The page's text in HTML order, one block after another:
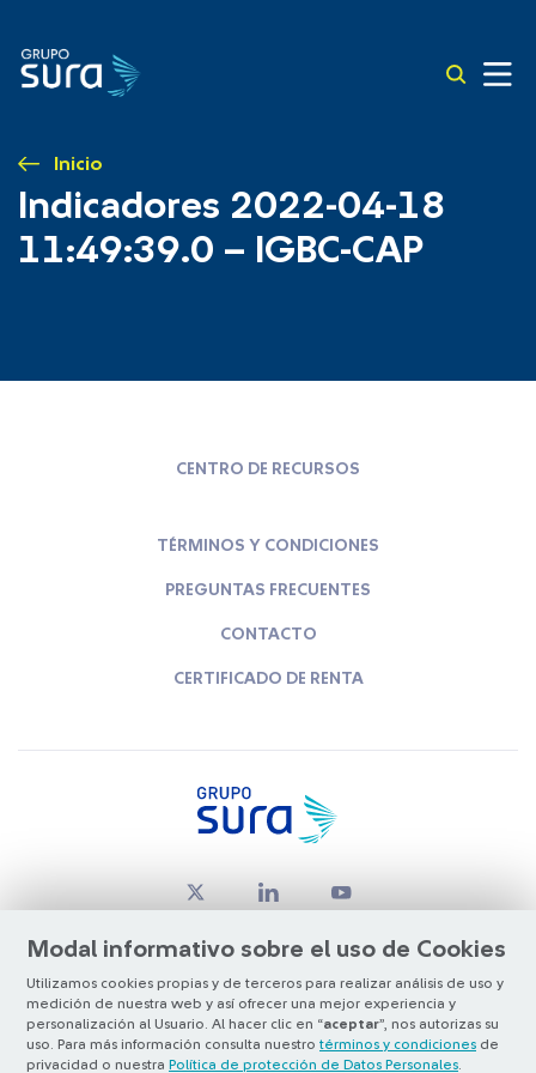
Inicio
Indicadores 2022-04-18
11:49:39.0 – IGBC-CAP
Modal informativo sobre el uso de Cookies
Utilizamos cookies propias y de terceros para realizar análisis de uso y
medición de nuestra web y así ofrecer una mejor experiencia y
personalización al Usuario. Al hacer clic en “aceptar”, nos autorizas su
uso. Para más información consulta nuestro términos y condiciones de
privacidad o nuestra Política de protección de Datos Personales
CENTRO DE RECURSOS
TÉRMINOS Y CONDICIONES
PREGUNTAS FRECUENTES
CONTACTO
CERTIFICADO DE RENTA
© Copyright Grupo SURA 2026